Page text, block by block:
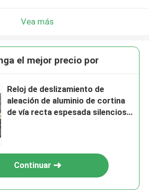
Vea más
el mejor precio por
Reloj de deslizamiento de
aleación de aluminio de cortina
de vía recta espesada silenciosa
Continuar